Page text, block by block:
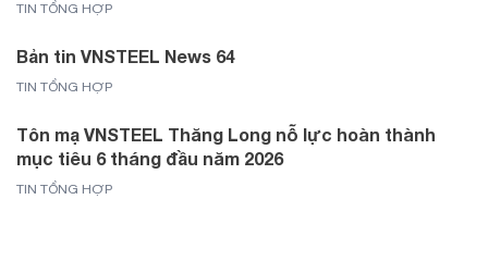
TIN TỔNG HỢP
Bản tin VNSTEEL News 64
TIN TỔNG HỢP
Tôn mạ VNSTEEL Thăng Long nỗ lực hoàn thành
mục tiêu 6 tháng đầu năm 2026
TIN TỔNG HỢP